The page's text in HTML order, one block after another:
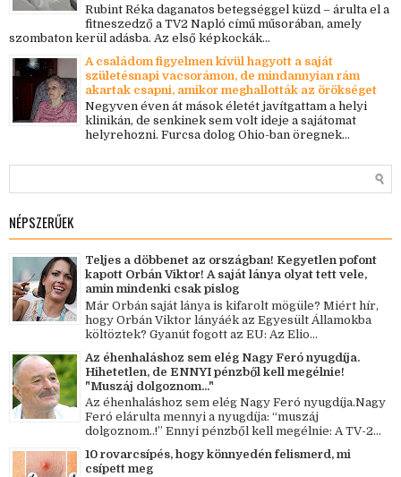
Rubint Réka daganatos betegséggel küzd – árulta el a
fitneszedző a TV2 Napló című műsorában, amely
szombaton kerül adásba. Az első képkockák...
A családom figyelmen kívül hagyott a saját
születésnapi vacsorámon, de mindannyian rám
akartak csapni, amikor meghallották az örökséget
Negyven éven át mások életét javítgattam a helyi
klinikán, de senkinek sem volt ideje a sajátomat
helyrehozni. Furcsa dolog Ohio-ban öregnek...
NÉPSZERŰEK
Teljes a döbbenet az országban! Kegyetlen pofont
kapott Orbán Viktor! A saját lánya olyat tett vele,
amin mindenki csak pislog
Már Orbán saját lánya is kifarolt mögüle? Miért hír,
hogy Orbán Viktor lányáék az Egyesült Államokba
költöztek? Gyanút fogott az EU: Az Elio...
Az éhenhaláshoz sem elég Nagy Feró nyugdíja.
Hihetetlen, de ENNYI pénzből kell megélnie!
"Muszáj dolgoznom..."
Az éhenhaláshoz sem elég Nagy Feró nyugdíja.Nagy
Feró elárulta mennyi a nyugdíja: “muszáj
dolgoznom..!” Ennyi pénzből kell megélnie: A TV-2...
10 rovarcsípés, hogy könnyedén felismerd, mi
csípett meg